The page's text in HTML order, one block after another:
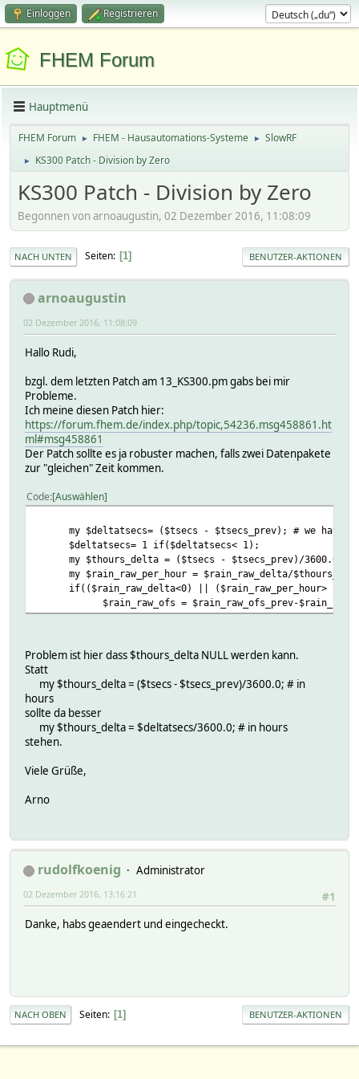
Einloggen Registrieren
FHEM Forum
Hauptmenü
FHEM Forum ► FHEM - Hausautomations-Systeme ► SlowRF
► KS300 Patch - Division by Zero
KS300 Patch - Division by Zero
Begonnen von arnoaugustin, 02 Dezember 2016, 11:08:09
NACH UNTEN Seiten 1 BENUTZER-AKTIONEN
arnoaugustin
02 Dezember 2016, 11:08:09
Hallo Rudi,
bzgl. dem letzten Patch am 13_KS300.pm gabs bei mir
Probleme.
Ich meine diesen Patch hier:
https://forum.fhem.de/index.php/topic,54236.msg458861.ht
ml#msg458861
Der Patch sollte es ja robuster machen, falls zwei Datenpakete
zur "gleichen" Zeit kommen.
Code Auswählen
my $deltatsecs= ($tsecs - $tsecs_prev); # we have
$deltatsecs= 1 if($deltatsecs< 1);
my $thours_delta = ($tsecs - $tsecs_prev)/3600.0; #
my $rain_raw_per_hour = $rain_raw_delta/
if(($rain_raw_delta<0) || ($rain_raw_per_hour>
$rain_raw_ofs = $rain_raw_ofs_prev-
Problem ist hier dass $thours_delta NULL werden kann.
Statt
my $thours_delta = ($tsecs - $tsecs_prev)/3600.0; # in
hours
sollte da besser
my $thours_delta = $deltatsecs/3600.0; # in hours
stehen.
Viele Grüße,
Arno
rudolfkoenig
Administrator
#1
02 Dezember 2016, 13:16:21
Danke, habs geaendert und eingecheckt.
NACH OBEN Seiten 1 BENUTZER-AKTIONEN